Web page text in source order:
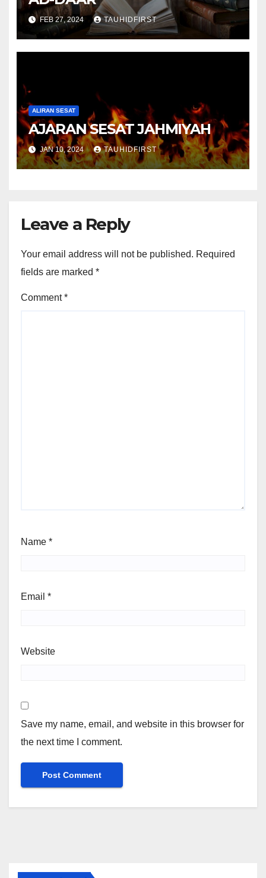
FEB 27, 2024 TAUHIDFIRST
ALIRAN SESAT
AJARAN SESAT JAHMIYAH
JAN 10, 2024 TAUHIDFIRST
Leave a Reply
Your email address will not be published. Required
fields are marked *
Comment*
Name *
Email *
Website
Save my name, email, and website in this browser for
the next time I comment.